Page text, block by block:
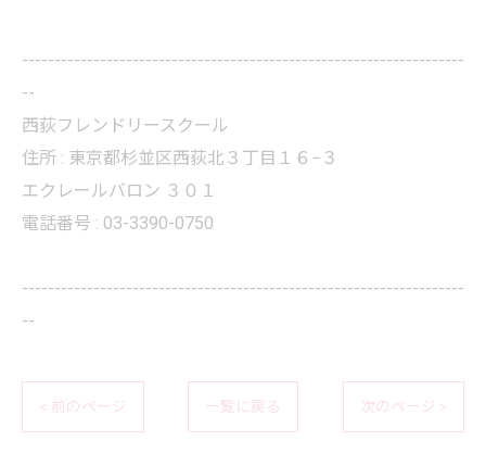
--------------------------------------------------------------------
--
西荻フレンドリースクール
住所 : 東京都杉並区西荻北３丁目１６−３
エクレールバロン ３０１
電話番号 : 03-3390-0750
--------------------------------------------------------------------
--
< 前のページ 一覧に戻る 次のページ >